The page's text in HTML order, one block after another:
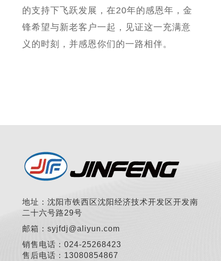
的支持下飞跃发展，在20年的感恩年，金
锋希望与新老客户一起，见证这一充满意
义的时刻，并感恩你们的一路相伴。
地址：沈阳市铁西区沈阳经济技术开发区开发南
二十六号路29号
邮箱：syjfdj@aliyun.com
销售电话：024-25268423
售后电话：13080854867